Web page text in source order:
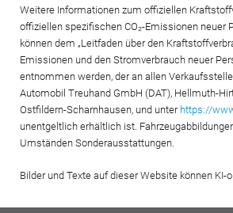
Weitere Informationen zum offiziellen
offiziellen spezifischen CO₂-Emissionen neuer
können dem „Leitfaden über den
Emissionen und den Stromverbrauch neuer
entnommen werden, der an allen
Automobil Treuhand GmbH (DAT), Hellmuth-
Ostfildern-Scharnhausen, und unter https://
unentgeltlich erhältlich ist.
Umständen Sonderausstattungen.
Bilder und Texte auf dieser Website können KI-